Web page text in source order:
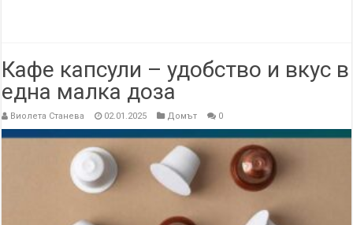
Кафе капсули – удобство и вкус в
една малка доза
Виолета Станева 02.01.2025 Домът 0